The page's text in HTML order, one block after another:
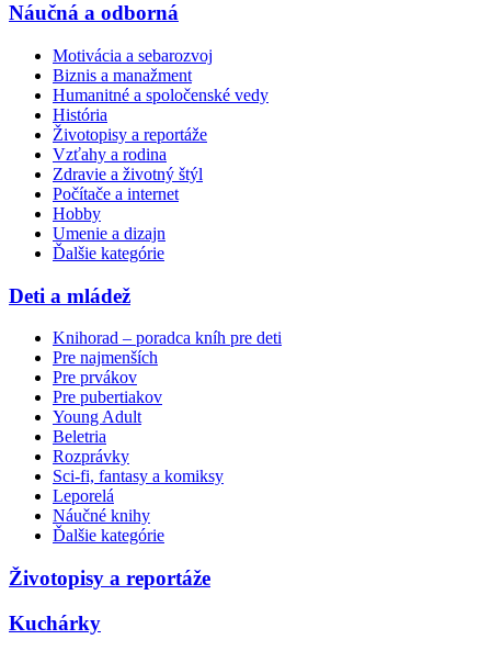
Náučná a odborná
Motivácia a sebarozvoj
Biznis a manažment
Humanitné a spoločenské vedy
História
Životopisy a reportáže
Vzťahy a rodina
Zdravie a životný štýl
Počítače a internet
Hobby
Umenie a dizajn
Ďalšie kategórie
Deti a mládež
Knihorad – poradca kníh pre deti
Pre najmenších
Pre prvákov
Pre pubertiakov
Young Adult
Beletria
Rozprávky
Sci-fi, fantasy a komiksy
Leporelá
Náučné knihy
Ďalšie kategórie
Životopisy a reportáže
Kuchárky